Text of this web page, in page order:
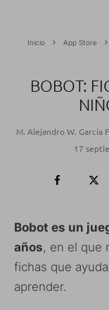
Inicio App Store
BOBOT:
M. Alejandro W. García
17
Bobot es un
años, en el que
fichas que
aprender.